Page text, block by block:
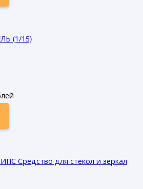
(1/15)
Средство для стекол и зеркал